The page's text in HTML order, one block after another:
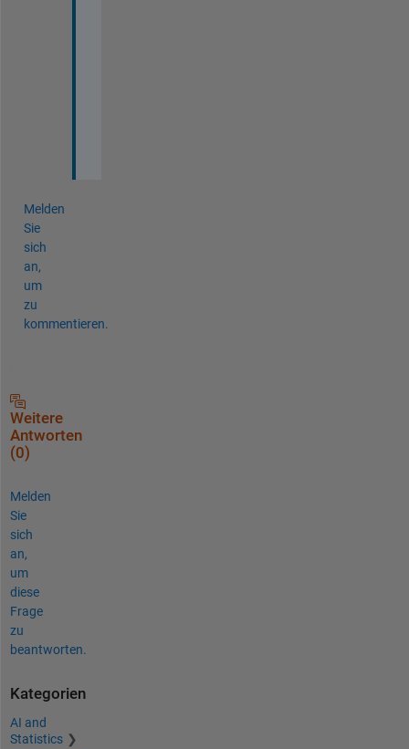
Melden
Sie
sich
an,
um
zu
kommentieren.
Weitere
Antworten
(0)
Melden
Sie
sich
an,
um
diese
Frage
zu
beantworten.
Kategorien
AI and
Statistics